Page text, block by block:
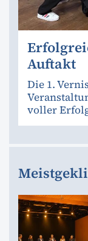
Auftakt
Die 1.
voller